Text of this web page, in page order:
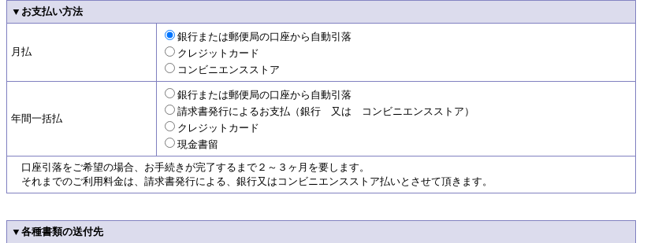
▼お支払い方法
月払
銀行または郵便局の口座から自動引落
クレジットカード
コンビニエンスストア
年間一括払
銀行または郵便局の口座から自動引落
請求書発行によるお支払（銀行 又は コンビニエンスストア）
クレジットカード
現金書留
口座引落をご希望の場合、お手続きが完了するまで２～３ヶ月を要します。
それまでのご利用料金は、請求書発行による、銀行又はコンビニエンスストア払いとさせて頂きます。
▼各種書類の送付先